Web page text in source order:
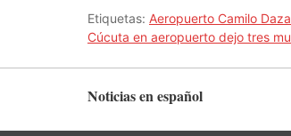
Etiquetas: Aeropuerto Camilo
Cúcuta en aeropuerto dejo tres
Noticias en español